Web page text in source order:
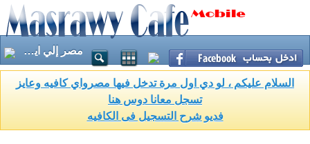
مصر إلي اين ؟
السلام عليكم ، لو دي اول مرة تدخل فيها مصرواي كافيه وعايز
تسجل معانا دوس هنا
فديو شرح التسجيل فى الكافيه